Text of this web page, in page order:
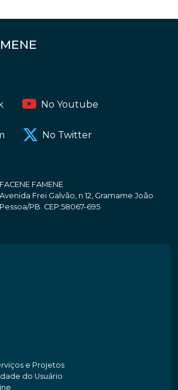
No Youtube
No Twitter
FACENE FAMENE
Avenida Frei Galvão, n 12, Gramame João
Pessoa/PB. CEP:58067-695
e Projetos
do Usuário